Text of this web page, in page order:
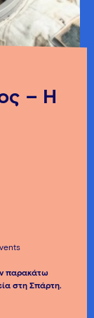
– Η
παρακάτω
στη Σπάρτη.